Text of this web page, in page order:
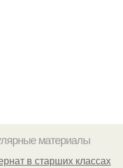
материалы
в старших классах